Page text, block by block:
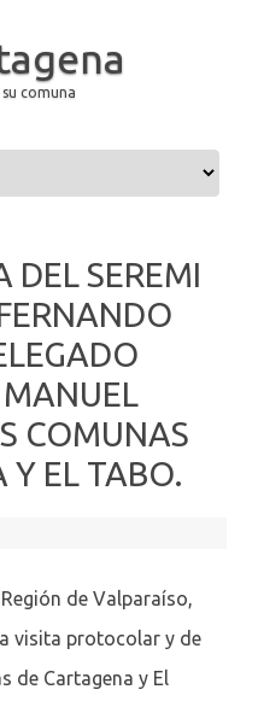
comuna
DEL SEREMI
MANUEL
COMUNAS
Y EL TABO.
de Valparaíso,
visita protocolar y de
de Cartagena y El